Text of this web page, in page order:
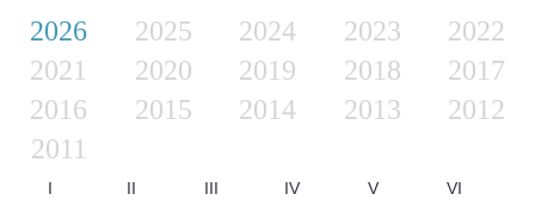
2026 2025 2024 2023
2022
2021
2020 2019 2018
2017
2016
2015 2014 2013
2012
2011
I II III IV V VI